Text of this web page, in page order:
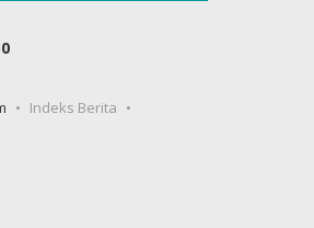
Indeks Berita